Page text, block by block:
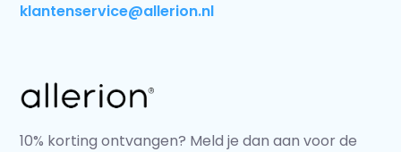
klantenservice@allerion.nl
10% korting ontvangen? Meld je dan aan voor de